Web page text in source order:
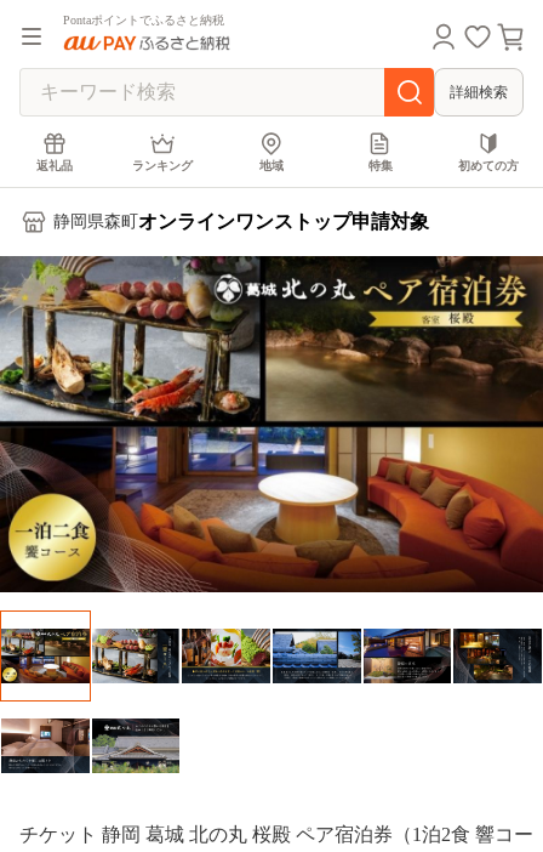
Pontaポイントでふるさと納税
詳細検索
返礼品 ランキング 地域 特集 初めての方
静岡県森町 オンラインワンストップ申請対象
チケット 静岡 葛城 北の丸 桜殿 ペア宿泊券（1泊2食 響コー